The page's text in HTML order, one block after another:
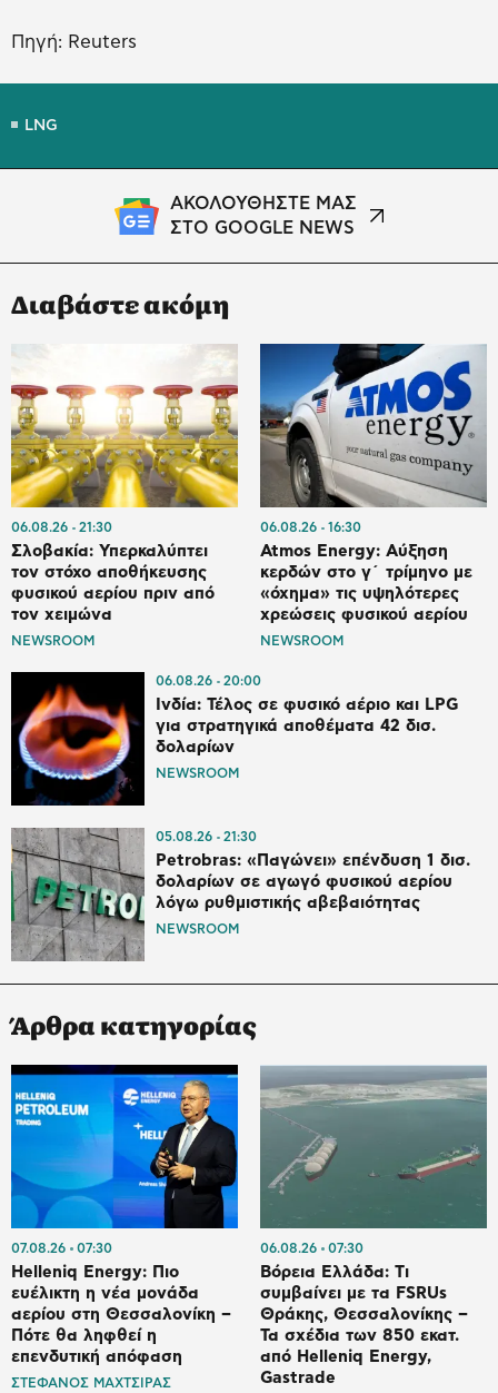
Πηγή: Reuters
LNG
ΑΚΟΛΟΥΘΗΣΤΕ ΜΑΣ
ΣΤΟ GOOGLE NEWS
Διαβάστε ακόμη
06.08.26 21:30
Σλοβακία: Υπερκαλύπτει
τον στόχο αποθήκευσης
φυσικού αερίου πριν από
τον χειμώνα
NEWSROOM
06.08.26 16:30
Atmos Energy: Αύξηση
κερδών στο γ΄ τρίμηνο με
«όχημα» τις υψηλότερες
χρεώσεις φυσικού αερίου
NEWSROOM
06.08.26 20:00
Ινδία: Τέλος σε φυσικό αέριο και LPG
για στρατηγικά αποθέματα 42 δισ.
δολαρίων
NEWSROOM
05.08.26 21:30
Petrobras: «Παγώνει» επένδυση 1 δισ.
δολαρίων σε αγωγό φυσικού αερίου
λόγω ρυθμιστικής αβεβαιότητας
NEWSROOM
Άρθρα κατηγορίας
07.08.26 07:30
Helleniq Energy: Πιο
ευέλικτη η νέα μονάδα
αερίου στη Θεσσαλονίκη –
Πότε θα ληφθεί η
επενδυτική απόφαση
ΣΤΕΦΑΝΟΣ ΜΑΧΤΣΙΡΑΣ
06.08.26 07:30
Βόρεια Ελλάδα: Tι
συμβαίνει με τα FSRUs
Θράκης, Θεσσαλονίκης –
Τα σχέδια των 850 εκατ.
από Helleniq Energy,
Gastrade